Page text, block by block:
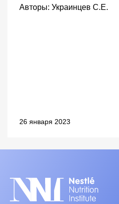
Авторы: Украинцев С.Е.
26 января 2023